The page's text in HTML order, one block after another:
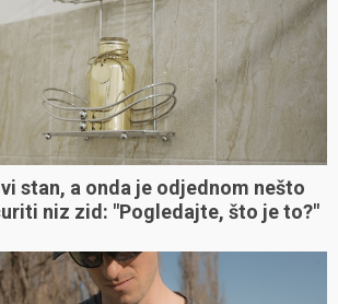
stan, a onda je odjednom nešto
niz zid: "Pogledajte, što je to?"